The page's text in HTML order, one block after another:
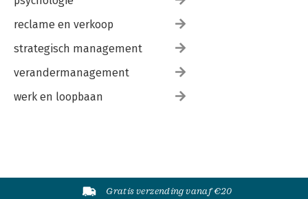
reclame en verkoop
strategisch management
verandermanagement
werk en loopbaan
Gratis verzending vanaf €20